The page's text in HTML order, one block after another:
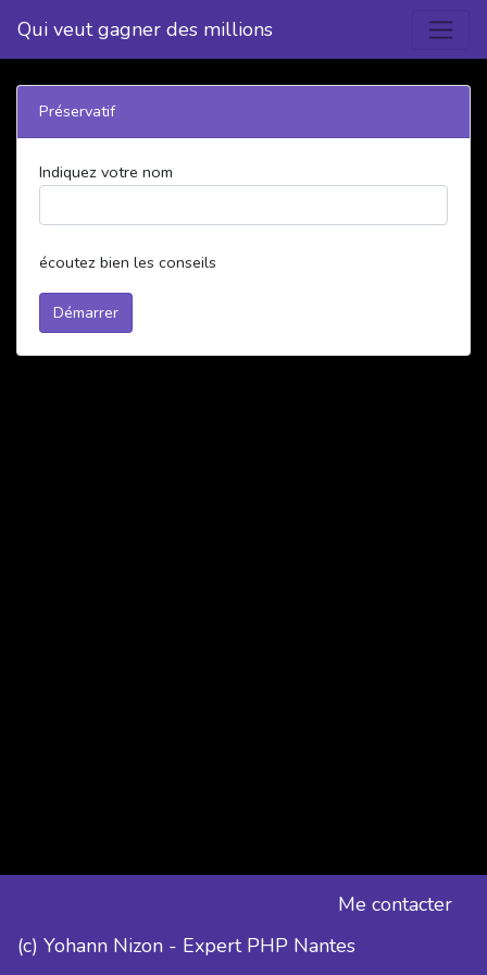
Qui veut gagner des millions
Préservatif
Indiquez votre nom
écoutez bien les conseils
Me contacter
(c) Yohann Nizon - Expert PHP Nantes